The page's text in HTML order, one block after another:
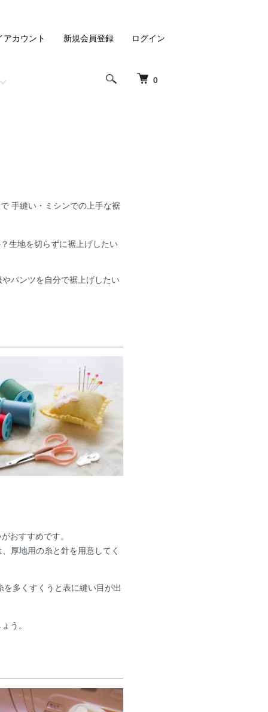
0
アカウント 新規会員登録 ログイン
手縫い・ミシンでの上手な裾
生地を切らずに裾上げしたい
パンツを自分で裾上げしたい
おすすめです。
厚地用の糸と針を用意してく
多くすくうと表に縫い目が出
う。